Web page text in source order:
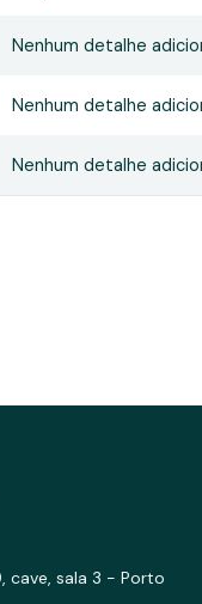
Nenhum detalhe
Nenhum detalhe
Nenhum detalhe
cave, sala 3 - Porto